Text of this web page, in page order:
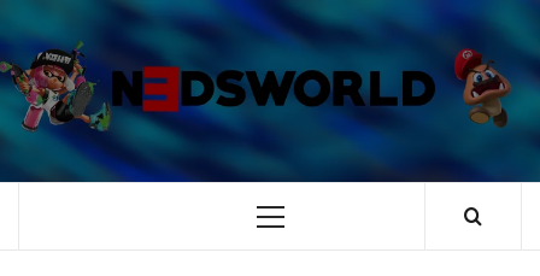
al
contenido
TUS ESPECIALISTAS EN NINTENDO
Menú